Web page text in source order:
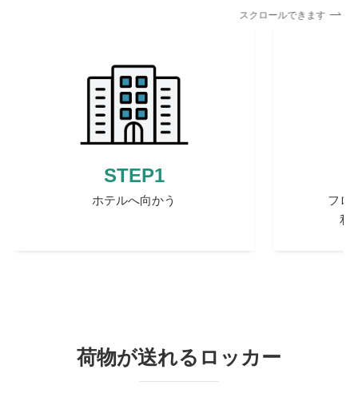
スクロールできます
STEP1
ホテルへ向かう
フロ
利
荷物が送れるロッカー